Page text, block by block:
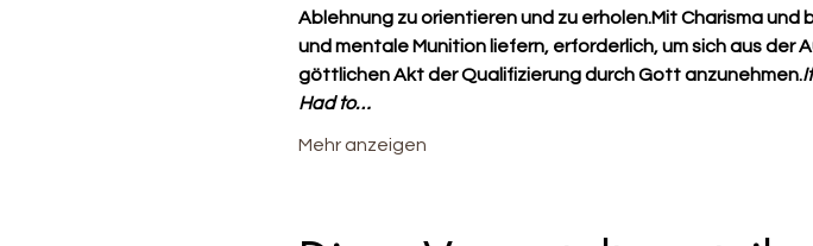
Ablehnung zu orientieren und zu erholen.​Mit Charisma und
und mentale Munition liefern, erforderlich, um sich aus der
göttlichen Akt der Qualifizierung durch Gott anzunehmen.
Had to…
Mehr anzeigen